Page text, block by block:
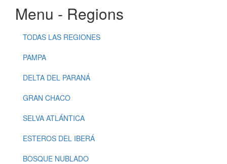
Menu - Regions
TODAS LAS REGIONES
PAMPA
DELTA DEL PARANÁ
GRAN CHACO
SELVA ATLÁNTICA
ESTEROS DEL IBERÁ
BOSQUE NUBLADO